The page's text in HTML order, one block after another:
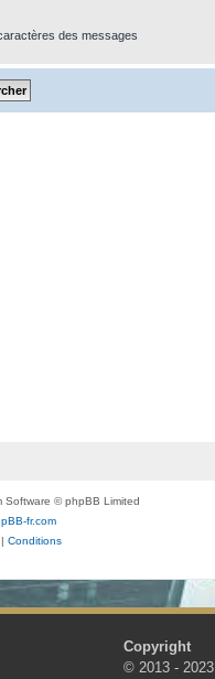
des messages
Software © phpBB Limited
fr.com
| Conditions
Copyright
© 2013 - 2023